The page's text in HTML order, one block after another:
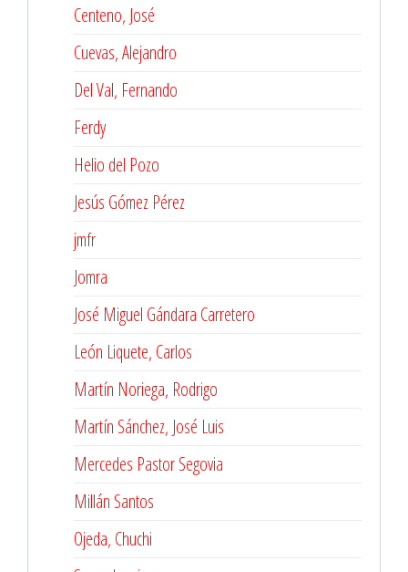
Centeno, José
Cuevas, Alejandro
Del Val, Fernando
Ferdy
Helio del Pozo
Jesús Gómez Pérez
jmfr
Jomra
José Miguel Gándara Carretero
León Liquete, Carlos
Martín Noriega, Rodrigo
Martín Sánchez, José Luis
Mercedes Pastor Segovia
Millán Santos
Ojeda, Chuchi